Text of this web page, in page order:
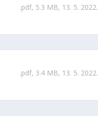
.pdf, 5.3 MB, 13. 5. 2022.
.pdf, 3.4 MB, 13. 5. 2022.